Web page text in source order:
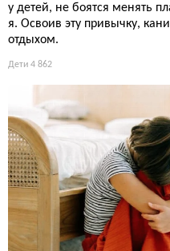
у детей, не боятся менять
я. Освоив эту привычку,
отдыхом.
Дети 4 862